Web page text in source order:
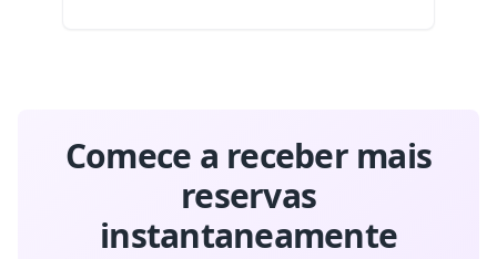
Comece a receber mais
reservas
instantaneamente